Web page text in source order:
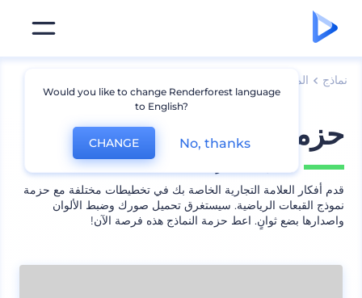
نماذج الملابس
حزمة نموذج لقبعة رياضية
قدم أفكار العلامة التجارية الخاصة بك في تخطيطات مختلفة مع حزمة
نموذج القبعات الرياضية. سيستغرق تحميل صورك وضبط الألوان
واصدارها بضع ثوانٍ. اعط حزمة النماذج هذه فرصة الآن!
Would you like to change Renderforest language
to English?
CHANGE No, thanks